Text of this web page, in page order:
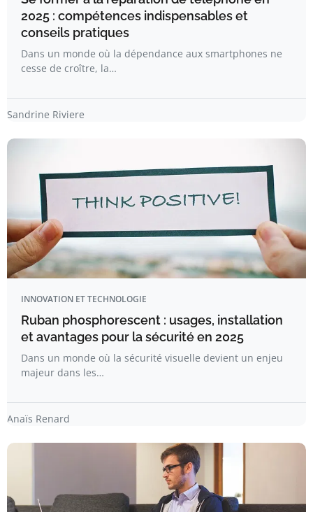
2025 : compétences indispensables et
conseils pratiques
Dans un monde où la dépendance aux smartphones ne
cesse de croître, la…
Sandrine Riviere
INNOVATION ET TECHNOLOGIE
Ruban phosphorescent : usages, installation
et avantages pour la sécurité en 2025
Dans un monde où la sécurité visuelle devient un enjeu
majeur dans les…
Anaïs Renard